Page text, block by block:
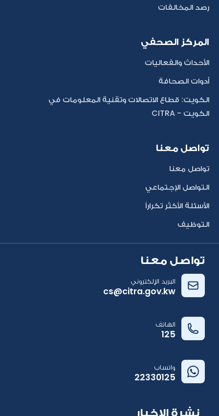
رصد المخالفات
المركز الصحفي
الأحداث والفعاليات
أدوات الصحافة
الكويت: قطاع الاتصالات وتقنية المعلومات في
الكويت - CITRA
تواصل معنا
تواصل معنا
التواصل الإجتماعي
الأسئلة الأكثر تكراراً
التوظيف
تواصل معنا
البريد الإلكتروني
cs@citra.gov.kw
الهاتف
125
واتساب
22330125
نشرة الاخبار